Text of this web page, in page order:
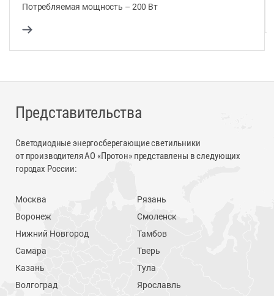
Потребляемая мощность – 200 Вт
Представительства
Светодиодные энергосберегающие светильники
от производителя АО «Протон» представлены в следующих
городах России:
Москва
Воронеж
Нижний Новгород
Самара
Казань
Волгоград
Рязань
Смоленск
Тамбов
Тверь
Тула
Ярославль